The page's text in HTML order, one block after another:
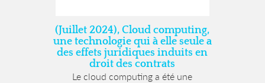
(Juillet 2024), Cloud computing,
une technologie qui à elle seule a
des effets juridiques induits en
droit des contrats
Le cloud computing a été une